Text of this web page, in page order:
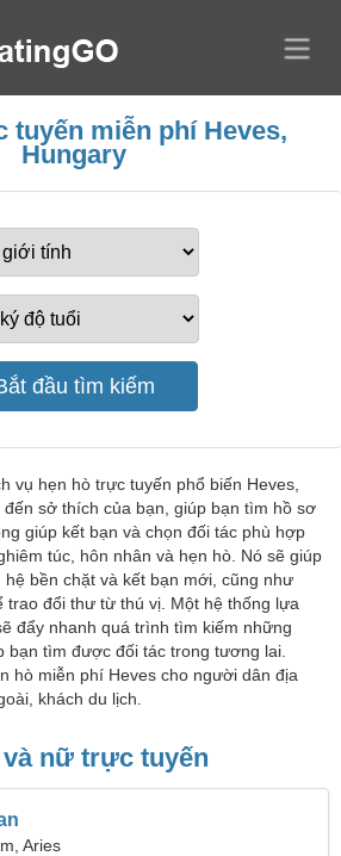
tuyến miễn phí Heves,
Hungary
vụ hẹn hò trực tuyến phổ biến Heves,
sở thích của bạn, giúp bạn tìm hồ sơ
giúp kết bạn và chọn đối tác phù hợp
túc, hôn nhân và hẹn hò. Nó sẽ giúp
bền chặt và kết bạn mới, cũng như
trao đổi thư từ thú vị. Một hệ thống lựa
đẩy nhanh quá trình tìm kiếm những
bạn tìm được đối tác trong tương lai.
hò miễn phí Heves cho người dân địa
khách du lịch.
và nữ trực tuyến
Aries